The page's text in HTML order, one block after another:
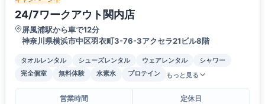
24/7ワークアウト関内店
屏風浦駅から車で12分
神奈川県横浜市中区羽衣町3-76-3アクセラ21ビル8階
タオルレンタル シューズレンタル ウェアレンタル
シャワー
完全個室
無料体験 水素水 プロテイン もっと見る
営業時間
定休日